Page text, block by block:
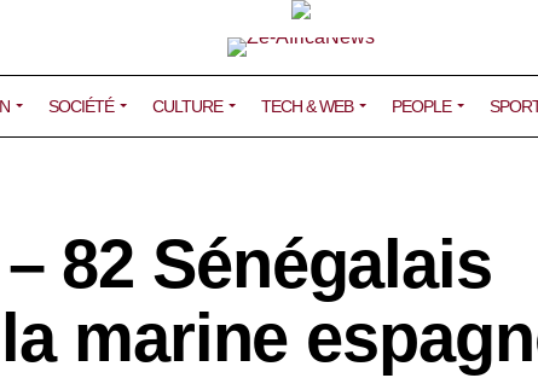
SOCIÉTÉ CULTURE TECH & WEB PEOPLE
82 Sénégalais
marine